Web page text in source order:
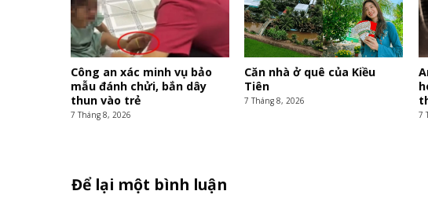
Công an xác minh vụ bảo
mẫu đánh chửi, bắn dây
thun vào trẻ
7 Tháng 8, 2026
Căn nhà ở quê của Kiều
Tiên
7 Tháng 8, 2026
7
Để lại một bình luận